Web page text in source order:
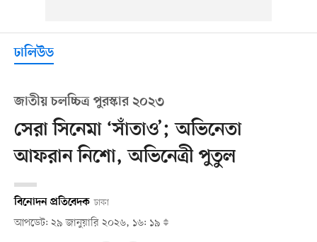
ঢালিউড
জাতীয় চলচ্চিত্র পুরস্কার ২০২৩
সেরা সিনেমা ‘সাঁতাও’; অভিনেতা
আফরান নিশো, অভিনেত্রী পুতুল
বিনোদন প্রতিবেদক ঢাকা
আপডেট: ২৯ জানুয়ারি ২০২৬, ১৬: ১৯